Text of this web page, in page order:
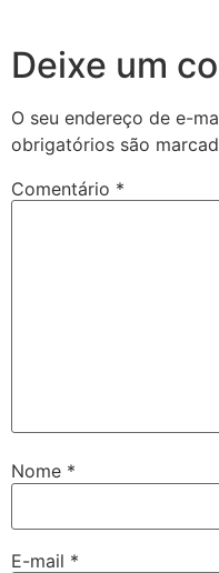
Deixe um
O seu endereço de e-
obrigatórios são
Comentário *
Nome *
E-mail *